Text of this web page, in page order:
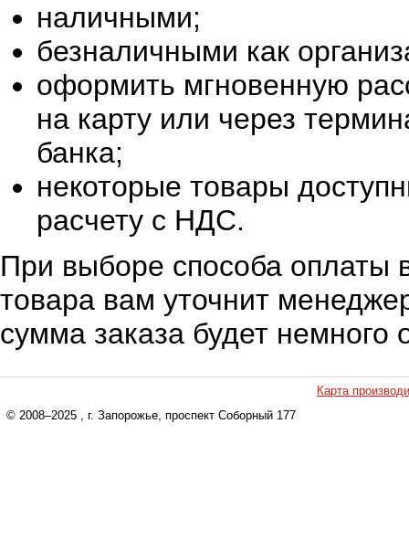
наличными;
безналичными как
оформить мгновенную
на карту или через
банка;
некоторые товары
расчету с НДС.
При выборе способа оплаты
товара вам уточнит
сумма заказа будет немного
Карта
© 2008–2025 , г. Запорожье, проспект Соборный 177